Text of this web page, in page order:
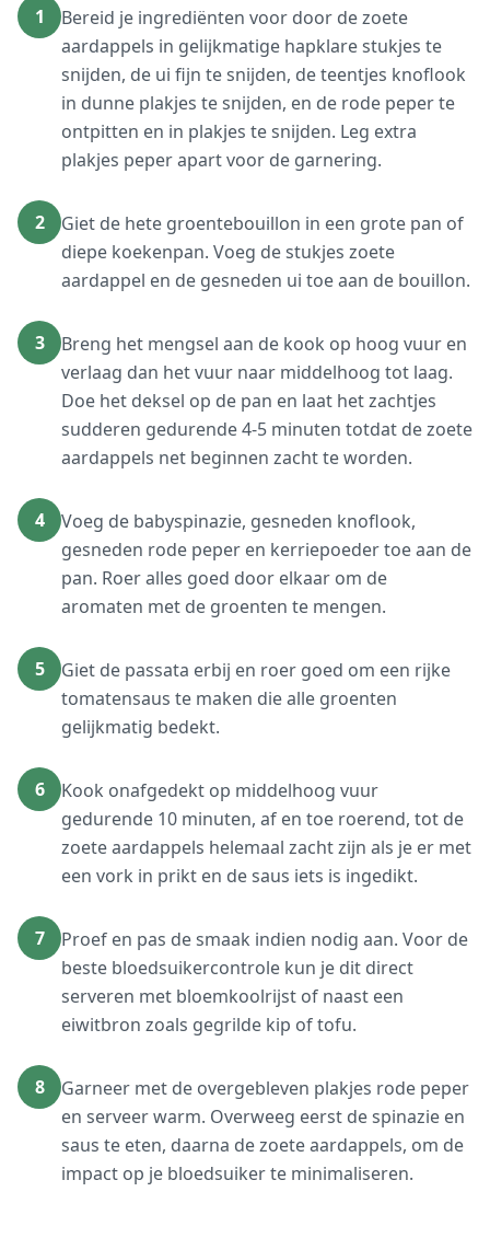
1
Bereid je ingrediënten voor door de zoete
aardappels in gelijkmatige hapklare stukjes te
snijden, de ui fijn te snijden, de teentjes knoflook
in dunne plakjes te snijden, en de rode peper te
ontpitten en in plakjes te snijden. Leg extra
plakjes peper apart voor de garnering.
2
Giet de hete groentebouillon in een grote pan of
diepe koekenpan. Voeg de stukjes zoete
aardappel en de gesneden ui toe aan de bouillon.
3
Breng het mengsel aan de kook op hoog vuur en
verlaag dan het vuur naar middelhoog tot laag.
Doe het deksel op de pan en laat het zachtjes
sudderen gedurende 4-5 minuten totdat de zoete
aardappels net beginnen zacht te worden.
4
Voeg de babyspinazie, gesneden knoflook,
gesneden rode peper en kerriepoeder toe aan de
pan. Roer alles goed door elkaar om de
aromaten met de groenten te mengen.
5
Giet de passata erbij en roer goed om een rijke
tomatensaus te maken die alle groenten
gelijkmatig bedekt.
6
Kook onafgedekt op middelhoog vuur
gedurende 10 minuten, af en toe roerend, tot de
zoete aardappels helemaal zacht zijn als je er met
een vork in prikt en de saus iets is ingedikt.
7
Proef en pas de smaak indien nodig aan. Voor de
beste bloedsuikercontrole kun je dit direct
serveren met bloemkoolrijst of naast een
eiwitbron zoals gegrilde kip of tofu.
8
Garneer met de overgebleven plakjes rode peper
en serveer warm. Overweeg eerst de spinazie en
saus te eten, daarna de zoete aardappels, om de
impact op je bloedsuiker te minimaliseren.